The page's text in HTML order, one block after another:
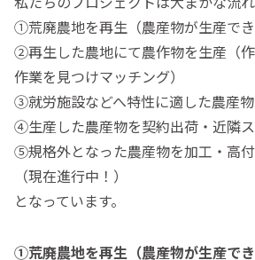
①荒廃農地を再生（農産物が生産でき
②再生した農地にて農作物を生産（
作業を見つけマッチング）
③就労施設などへ特性に適した農産
④生産した農産物を契約出荷・近隣
⑤規格外となった農産物を加工・高
（現在進行中！）
となっています。
①荒廃農地を再生（農産物が生産で